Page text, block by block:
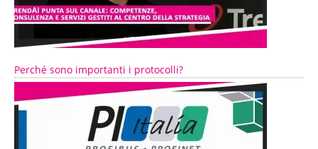
Perché sono importanti i protocolli?